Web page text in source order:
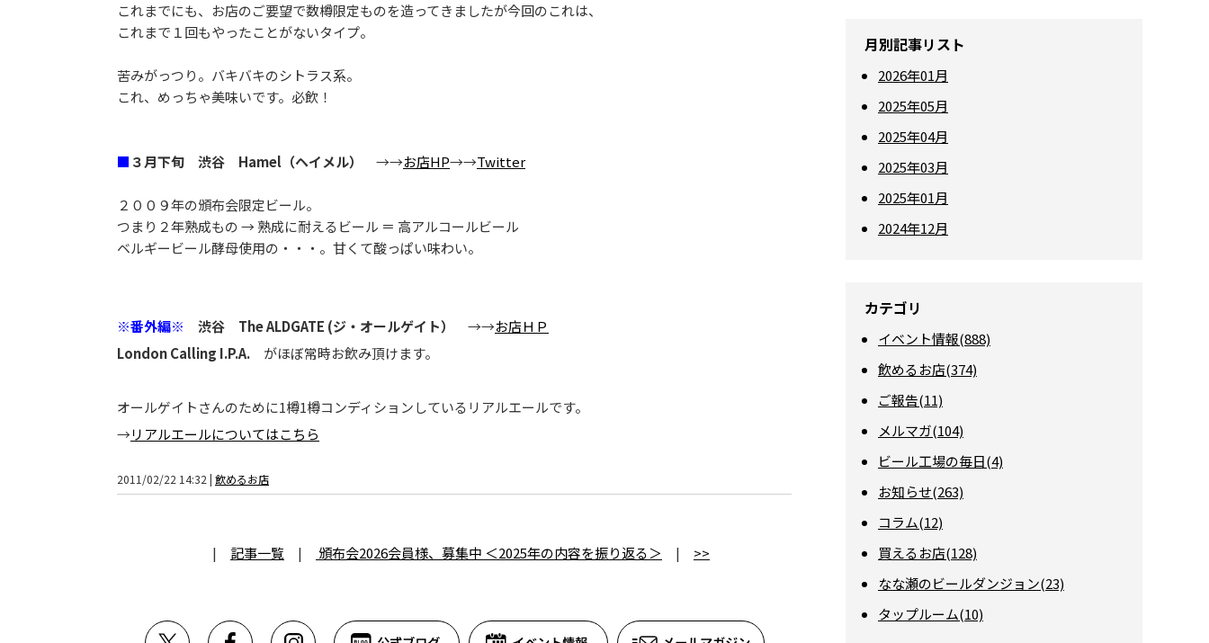
これまでにも、お店のご要望で数樽限定ものを造ってきましたが今回のこれは、
これまで１回もやったことがないタイプ。
苦みがっつり。バキバキのシトラス系。
これ、めっちゃ美味いです。必飲！
■ ３月下旬 渋谷 Hamel（ヘイメル） →→お店HP→→Twitter
２００９年の頒布会限定ビール。
つまり２年熟成もの → 熟成に耐えるビール ＝ 高アルコールビール
ベルギービール酵母使用の・・・。甘くて酸っぱい味わい。
※番外編※ 渋谷 The ALDGATE (ジ・オールゲイト） →→お店ＨＰ
London Calling I.P.A. がほぼ常時お飲み頂けます。
オールゲイトさんのために1樽1樽コンディションしているリアルエールです。
→リアルエールについてはこちら
2011/02/22 14:32 | 飲めるお店
| 記事一覧 | 頒布会2026会員様、募集中 ＜2025年の内容を振り返る＞ | >>
月別記事リスト
2026年01月
2025年05月
2025年04月
2025年03月
2025年01月
2024年12月
カテゴリ
イベント情報(888)
飲めるお店(374)
ご報告(11)
メルマガ(104)
ビール工場の毎日(4)
お知らせ(263)
コラム(12)
買えるお店(128)
なな瀬のビールダンジョン(23)
タップルーム(10)